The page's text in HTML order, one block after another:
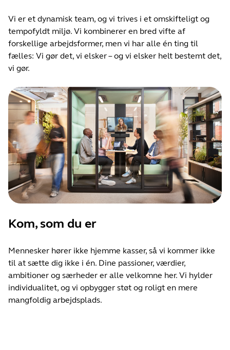
Vi er et dynamisk team, og vi trives i et omskifteligt og
tempofyldt miljø. Vi kombinerer en bred vifte af
forskellige arbejdsformer, men vi har alle én ting til
fælles: Vi gør det, vi elsker – og vi elsker helt bestemt det,
vi gør.
Kom, som du er
Mennesker hører ikke hjemme kasser, så vi kommer ikke
til at sætte dig ikke i én. Dine passioner, værdier,
ambitioner og særheder er alle velkomne her. Vi hylder
individualitet, og vi opbygger støt og roligt en mere
mangfoldig arbejdsplads.